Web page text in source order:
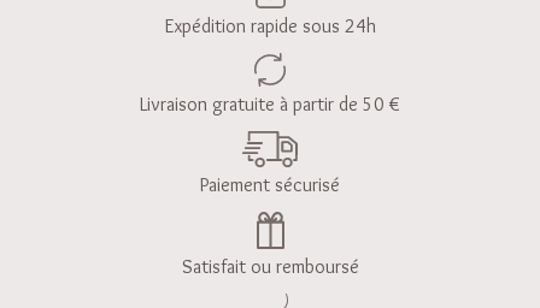
Expédition rapide sous 24h
Livraison gratuite à partir de 50 €
Paiement sécurisé
Satisfait ou remboursé